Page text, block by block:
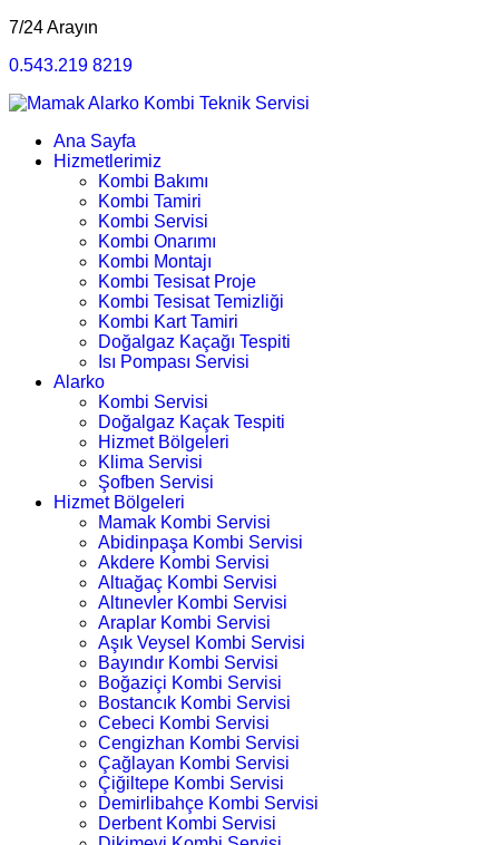
7/24 Arayın
0.543.219 8219
Ana Sayfa
Hizmetlerimiz
Kombi Bakımı
Kombi Tamiri
Kombi Servisi
Kombi Onarımı
Kombi Montajı
Kombi Tesisat Proje
Kombi Tesisat Temizliği
Kombi Kart Tamiri
Doğalgaz Kaçağı Tespiti
Isı Pompası Servisi
Alarko
Kombi Servisi
Doğalgaz Kaçak Tespiti
Hizmet Bölgeleri
Klima Servisi
Şofben Servisi
Hizmet Bölgeleri
Mamak Kombi Servisi
Abidinpaşa Kombi Servisi
Akdere Kombi Servisi
Altıağaç Kombi Servisi
Altınevler Kombi Servisi
Araplar Kombi Servisi
Aşık Veysel Kombi Servisi
Bayındır Kombi Servisi
Boğaziçi Kombi Servisi
Bostancık Kombi Servisi
Cebeci Kombi Servisi
Cengizhan Kombi Servisi
Çağlayan Kombi Servisi
Çiğiltepe Kombi Servisi
Demirlibahçe Kombi Servisi
Derbent Kombi Servisi